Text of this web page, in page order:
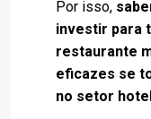
Por isso,
investir para
restaurante
eficazes se
no setor